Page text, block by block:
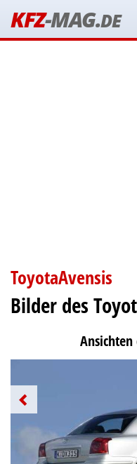
KFZ-MAG.DE
ToyotaAvensis
Bilder des
Ansichten